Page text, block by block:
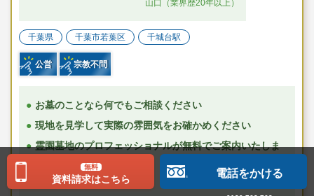
山口（業界歴20年以上）
千葉県 千葉市若葉区 千城台駅
公営 宗教不問
お墓のことなら何でもご相談ください
現地を見学して実際の雰囲気をお確かめください
霊園墓地のプロフェッショナルが無料でご案内いたしま
千葉市営平和公園の特徴
無料
資料請求はこちら 電話をかける